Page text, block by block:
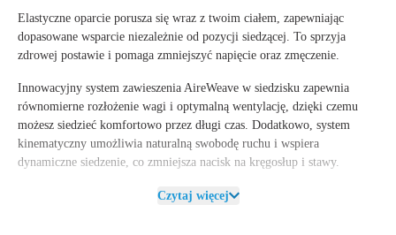
Elastyczne oparcie porusza się wraz z twoim ciałem, zapewniając
dopasowane wsparcie niezależnie od pozycji siedzącej. To sprzyja
zdrowej postawie i pomaga zmniejszyć napięcie oraz zmęczenie.
Innowacyjny system zawieszenia AireWeave w siedzisku zapewnia
równomierne rozłożenie wagi i optymalną wentylację, dzięki czemu
możesz siedzieć komfortowo przez długi czas. Dodatkowo, system
kinematyczny umożliwia naturalną swobodę ruchu i wspiera
dynamiczne siedzenie, co zmniejsza nacisk na kręgosłup i stawy.
Zrównoważony rozwój jest kluczowym elementem w przypadku Mirra
Czytaj więcej